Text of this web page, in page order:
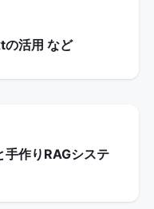
活用 など
作りRAGシステ